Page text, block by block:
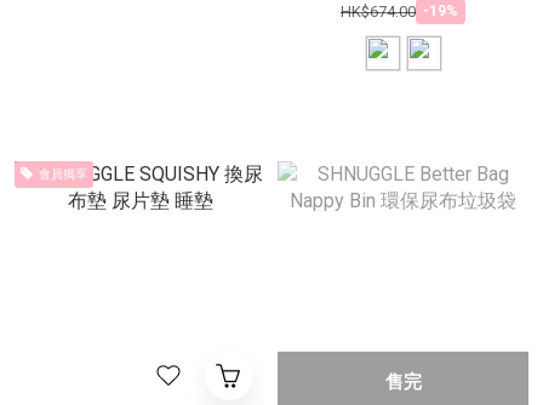
HK$674.00 -19%
會員獨享
售完